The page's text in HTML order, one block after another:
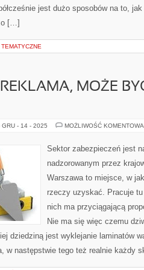
jest dużo sposobów na to,
[…]
MOŻE
GRU - 14 - 2025 MOŻLIWOŚĆ
Sektor zabezpieczeń jest
nadzorowanym przez
Warszawa to miejsce, w
rzeczy uzyskać. Pracuje
nich ma przyciągającą
Nie ma się więc czemu
dziedziną jest wyklejanie laminatów
w następstwie tego też realnie każdy